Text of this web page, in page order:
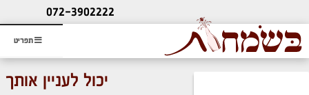
תפריט
ליעוץ חינם
והזמנת כרטיס שמחות
072-3902222
יכול לעניין אותך